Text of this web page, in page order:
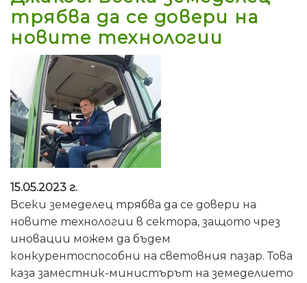
трябва да се довери на
новите технологии
15.05.2023 г.
Всеки земеделец трябва да се довери на
новите технологии в сектора, защото чрез
иновации можем да бъдем
конкурентоспособни на световния пазар. Това
каза заместник-министърът на земеделието